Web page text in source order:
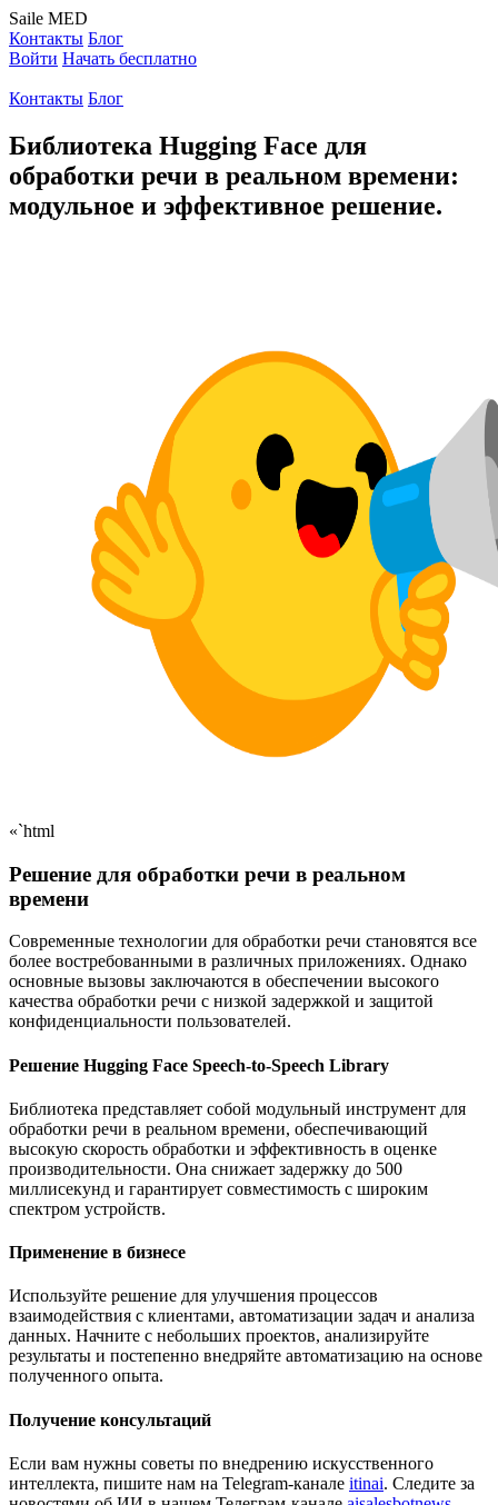
Saile MED
Контакты Блог
Войти Начать бесплатно
Контакты Блог
Библиотека Hugging Face для
обработки речи в реальном времени:
модульное и эффективное решение.
«`html
Решение для обработки речи в реальном
времени
Современные технологии для обработки речи становятся все
более востребованными в различных приложениях. Однако
основные вызовы заключаются в обеспечении высокого
качества обработки речи с низкой задержкой и защитой
конфиденциальности пользователей.
Решение Hugging Face Speech-to-Speech Library
Библиотека представляет собой модульный инструмент для
обработки речи в реальном времени, обеспечивающий
высокую скорость обработки и эффективность в оценке
производительности. Она снижает задержку до 500
миллисекунд и гарантирует совместимость с широким
спектром устройств.
Применение в бизнесе
Используйте решение для улучшения процессов
взаимодействия с клиентами, автоматизации задач и анализа
данных. Начните с небольших проектов, анализируйте
результаты и постепенно внедряйте автоматизацию на основе
полученного опыта.
Получение консультаций
Если вам нужны советы по внедрению искусственного
интеллекта, пишите нам на Telegram-канале itinai. Следите за